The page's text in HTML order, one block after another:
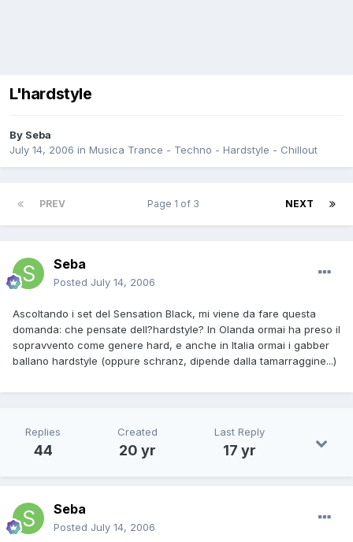
L'hardstyle
By Seba
July 14, 2006 in Musica Trance - Techno - Hardstyle - Chillout
PREV NEXT
Page 1 of 3
Seba
Posted July 14, 2006
Ascoltando i set del Sensation Black, mi viene da fare questa
domanda: che pensate dell?hardstyle? In Olanda ormai ha preso il
sopravvento come genere hard, e anche in Italia ormai i gabber
ballano hardstyle (oppure schranz, dipende dalla tamarraggine...)
Replies
44
Created
20 yr
Last Reply
17 yr
Seba
Posted July 14, 2006